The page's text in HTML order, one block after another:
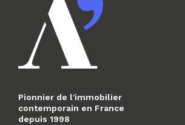
Pionnier de l'immobilier
contemporain en France
depuis 1998